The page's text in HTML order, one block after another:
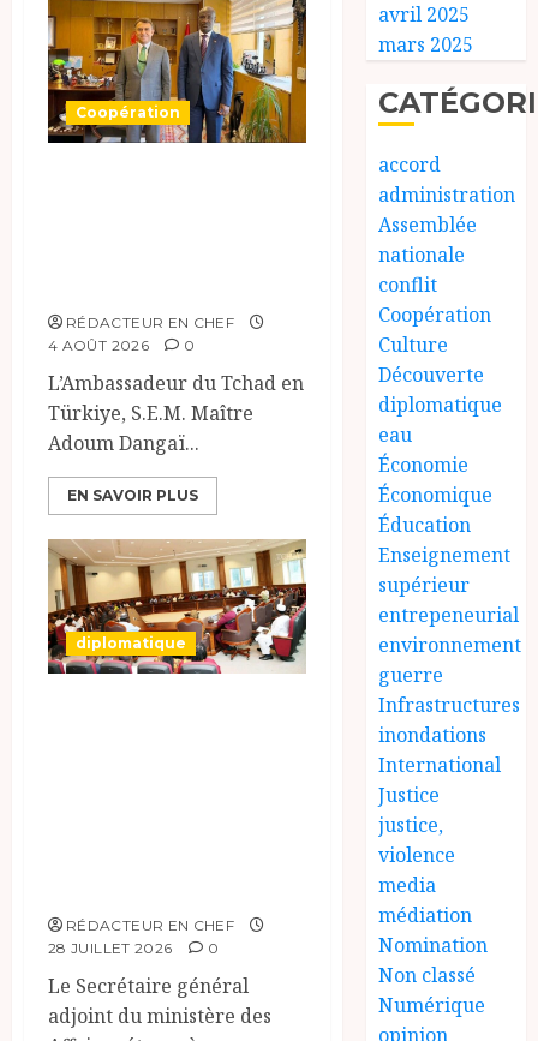
Coopération
RÉDACTEUR EN CHEF
4 AOÛT 2026
0
L’Ambassadeur du Tchad en
Türkiye, S.E.M. Maître
Adoum Dangaï...
EN SAVOIR PLUS
diplomatique
RÉDACTEUR EN CHEF
28 JUILLET 2026
0
Le Secrétaire général
adjoint du ministère des
avril 2025
mars 2025
accord
administration
Assemblée
nationale
conflit
Coopération
Culture
Découverte
diplomatique
eau
Économie
Économique
Éducation
Enseignement
supérieur
entrepeneurial
environnement
guerre
Infrastructures
inondations
International
Justice
justice,
violence
media
médiation
Nomination
Non classé
Numérique
opinion